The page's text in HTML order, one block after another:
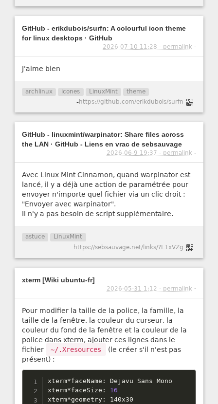
GitHub - erikdubois/surfn: A colourful icon theme
for linux desktops · GitHub
2026-07-10 11:28 - permalink -
J'aime bien
archlinux icones LinuxMint theme
-https://github.com/erikdubois/surfn
GitHub - linuxmint/warpinator: Share files across
the LAN · GitHub - Liens en vrac de sebsauvage
2026-06-9 19:37 - permalink -
Avec Linux Mint Cinnamon, quand warpinator est
lancé, il y a déjà une action de paramétrée pour
envoyer n'importe quel fichier via un clic droit :
"Envoyer avec warpinator".
Il n'y a pas besoin de script supplémentaire.
astuce LinuxMint
-https://sebsauvage.net/links/?L1xVZg
xterm [Wiki ubuntu-fr]
2026-05-31 1:12 - permalink -
Pour modifier la taille de la police, la famille, la
taille de la fenêtre, la couleur du curseur, la
couleur du fond de la fenêtre et la couleur de la
police dans xterm, ajouter ces lignes dans le
fichier
~/.Xresources
(le créer s'il n'est pas
présent) :
xterm*faceName :
Dejavu Sans Mono
xterm*faceSize :
16
xterm*geometry :
140x30